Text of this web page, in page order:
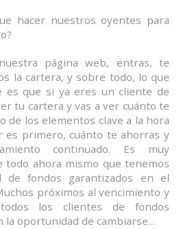
hacer nuestros oyentes para
página web, entras, te
la cartera, y sobre todo, lo que
es que si ya eres un cliente de
tu cartera y vas a ver cuánto te
de los elementos clave a la hora
es primero, cuánto te ahorras y
continuado. Es muy
ahora mismo que tenemos
de fondos garantizados en el
próximos al vencimiento y
los clientes de fondos
la oportunidad de cambiarse…